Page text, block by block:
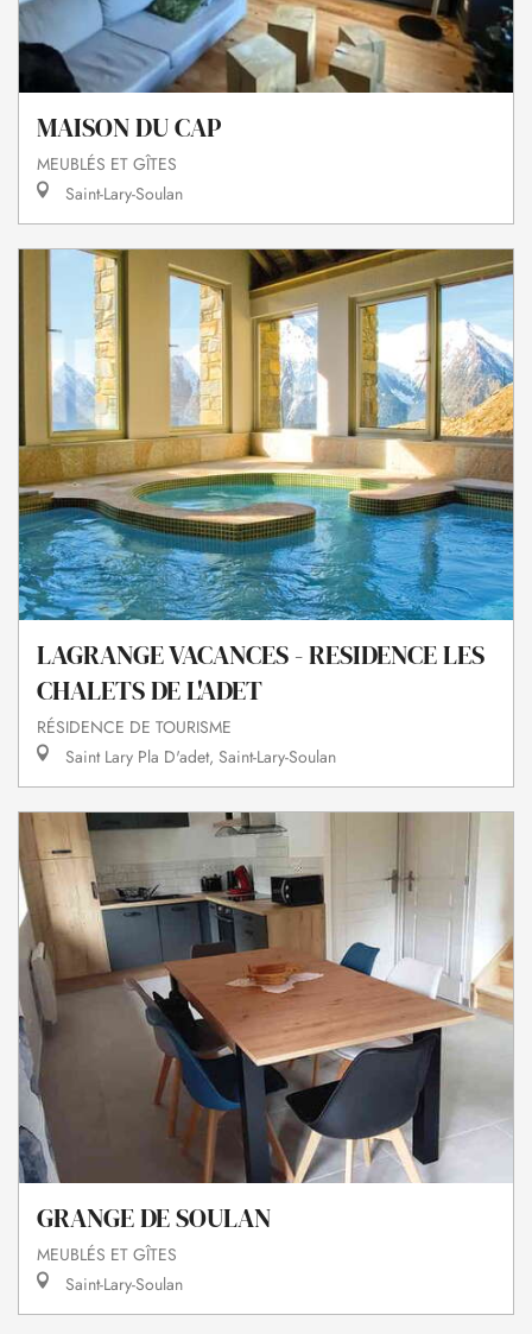
MAISON DU CAP
MEUBLÉS ET GÎTES
Saint-Lary-Soulan
LAGRANGE VACANCES - RESIDENCE LES
CHALETS DE L'ADET
RÉSIDENCE DE TOURISME
Saint Lary Pla D'adet, Saint-Lary-Soulan
GRANGE DE SOULAN
MEUBLÉS ET GÎTES
Saint-Lary-Soulan